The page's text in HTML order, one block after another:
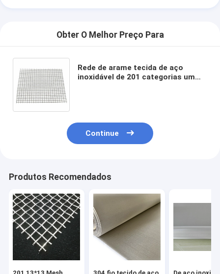
Obter O Melhor Preço Para
Rede de arame tecida de aço
inoxidável de 201 categorias um
Continue
Produtos Recomendados